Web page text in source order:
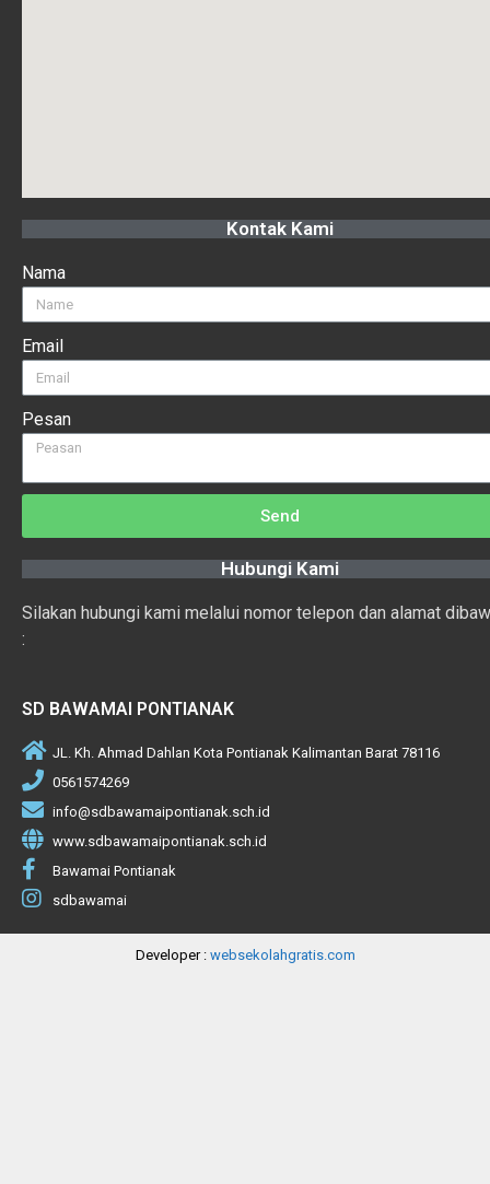
Kontak Kami
Nama
Email
Pesan
Send
Hubungi Kami
Silakan hubungi kami melalui nomor telepon dan alamat
:
SD BAWAMAI PONTIANAK
JL. Kh. Ahmad Dahlan Kota Pontianak Kalimantan Barat 78116
0561574269
info@sdbawamaipontianak.sch.id
www.sdbawamaipontianak.sch.id
Bawamai Pontianak
sdbawamai
Developer : websekolahgratis.com